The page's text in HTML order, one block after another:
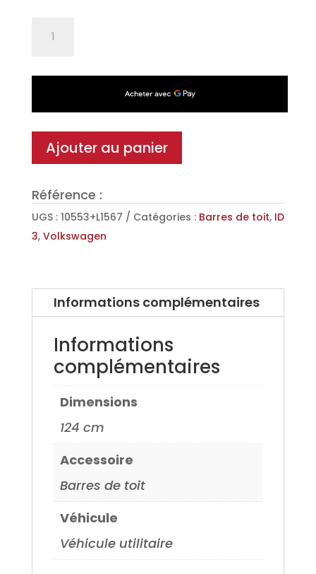
toit
en
Acier
pour
3
20>
Ajouter au panier
Référence :
UGS : 10553+L1567 Catégories : Barres de toit, ID
3, Volkswagen
Informations complémentaires
Informations
complémentaires
Dimensions
124 cm
Accessoire
Barres de toit
Véhicule
Véhicule utilitaire